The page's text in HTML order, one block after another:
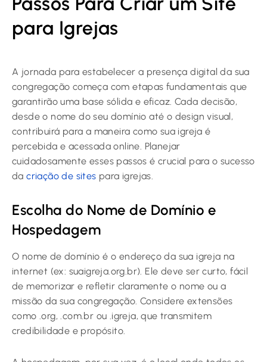
para Igrejas
A jornada para estabelecer a presença digital da sua
congregação começa com etapas fundamentais que
garantirão uma base sólida e eficaz. Cada decisão,
desde o nome do seu domínio até o design visual,
contribuirá para a maneira como sua igreja é
percebida e acessada online. Planejar
cuidadosamente esses passos é crucial para o sucesso
dacriação de sites para igrejas.
Escolha do Nome de Domínio e
Hospedagem
O nome de domínio é o endereço da sua igreja na
internet (ex: suaigreja.org.br). Ele deve ser curto, fácil
de memorizar e refletir claramente o nome ou a
missão da sua congregação. Considere extensões
como .org, .com.br ou .igreja, que transmitem
credibilidade e propósito.